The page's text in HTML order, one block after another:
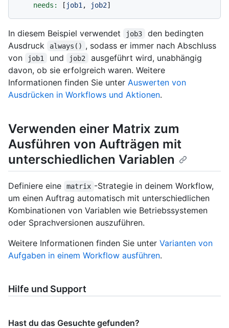
needs:
[ job1 , job2
In diesem Beispiel verwendet job3
den bedingten
Ausdruck
always() , sodass er immer nach Abschluss
von
job1 und job2
ausgeführt wird, unabhängig
davon, ob sie erfolgreich waren. Weitere
Informationen finden Sie unter Auswerten von
Ausdrücken in Workflows und Aktionen.
Verwenden einer Matrix zum
Ausführen von Aufträgen mit
unterschiedlichen Variablen
Definiere eine matrix -Strategie in deinem Workflow,
um einen Auftrag automatisch mit unterschiedlichen
Kombinationen von Variablen wie Betriebssystemen
oder Sprachversionen auszuführen.
Weitere Informationen finden Sie unter Varianten von
Aufgaben in einem Workflow ausführen.
Hilfe und Support
Hast du das Gesuchte gefunden?